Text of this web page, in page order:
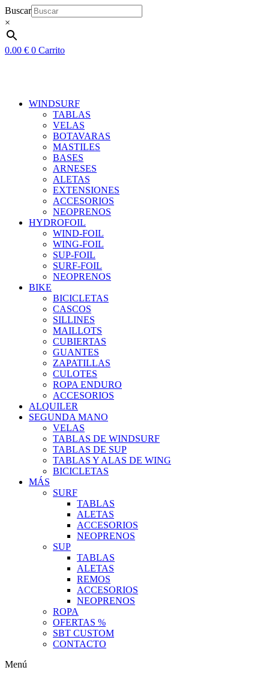
Ir
al
contenido
Buscar
×
0.00 € 0 Carrito
WINDSURF
TABLAS
VELAS
BOTAVARAS
MASTILES
BASES
ARNESES
ALETAS
EXTENSIONES
ACCESORIOS
NEOPRENOS
HYDROFOIL
WIND-FOIL
WING-FOIL
SUP-FOIL
SURF-FOIL
NEOPRENOS
BIKE
BICICLETAS
CASCOS
SILLINES
MAILLOTS
CUBIERTAS
GUANTES
ZAPATILLAS
CULOTES
ROPA ENDURO
ACCESORIOS
ALQUILER
SEGUNDA MANO
VELAS
TABLAS DE WINDSURF
TABLAS DE SUP
TABLAS Y ALAS DE WING
BICICLETAS
MÁS
SURF
TABLAS
ALETAS
ACCESORIOS
NEOPRENOS
SUP
TABLAS
ALETAS
REMOS
ACCESORIOS
NEOPRENOS
ROPA
OFERTAS %
SBT CUSTOM
CONTACTO
Menú